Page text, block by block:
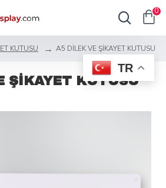
TR
0
KUTUSU A5 DİLEK VE ŞİKAYET KUTUSU
ŞİKAYET KUTUSU